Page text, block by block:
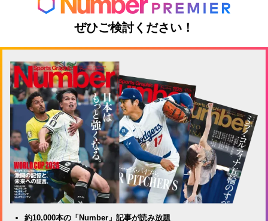
ぜひご検討ください！
約10,000本の「Number」記事が読み放題